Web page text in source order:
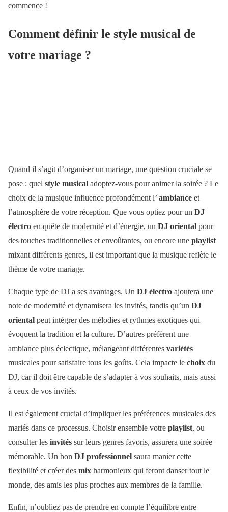
commence !
Comment définir le style musical de
votre mariage ?
Quand il s’agit d’organiser un mariage, une question cruciale se
pose : quel style musical adoptez-vous pour animer la soirée ? Le
choix de la musique influence profondément l’ ambiance et
l’atmosphère de votre réception. Que vous optiez pour un DJ
électro en quête de modernité et d’énergie, un DJ oriental pour
des touches traditionnelles et envoûtantes, ou encore une playlist
mixant différents genres, il est important que la musique reflète le
thème de votre mariage.
Chaque type de DJ a ses avantages. Un DJ électro ajoutera une
note de modernité et dynamisera les invités, tandis qu’un DJ
oriental peut intégrer des mélodies et rythmes exotiques qui
évoquent la tradition et la culture. D’autres préfèrent une
ambiance plus éclectique, mélangeant différentes variétés
musicales pour satisfaire tous les goûts. Cela impacte le choix du
DJ, car il doit être capable de s’adapter à vos souhaits, mais aussi
à ceux de vos invités.
Il est également crucial d’impliquer les préférences musicales des
mariés dans ce processus. Choisir ensemble votre playlist, ou
consulter les invités sur leurs genres favoris, assurera une soirée
mémorable. Un bon DJ professionnel saura manier cette
flexibilité et créer des mix harmonieux qui feront danser tout le
monde, des amis les plus proches aux membres de la famille.
Enfin, n’oubliez pas de prendre en compte l’équilibre entre